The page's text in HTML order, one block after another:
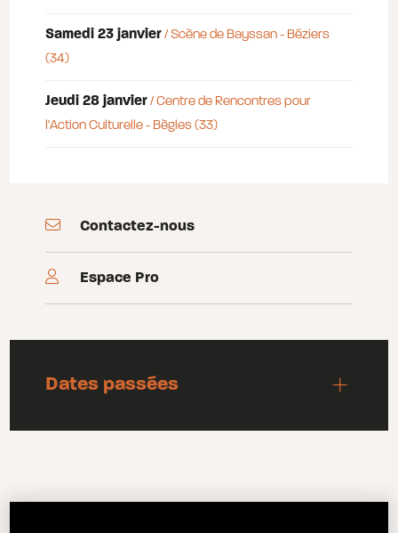
samedi 23 janvier / Scène de Bayssan - Béziers
(34)
jeudi 28 janvier / Centre de Rencontres pour
l'Action Culturelle - Bègles (33)
Contactez-nous
Espace Pro
Dates passées